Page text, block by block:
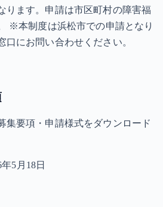
ります。申請は市区町村の障害福
※本制度は浜松市での申請となり
口にお問い合わせください。
集要項・申請様式をダウンロード
年5月18日